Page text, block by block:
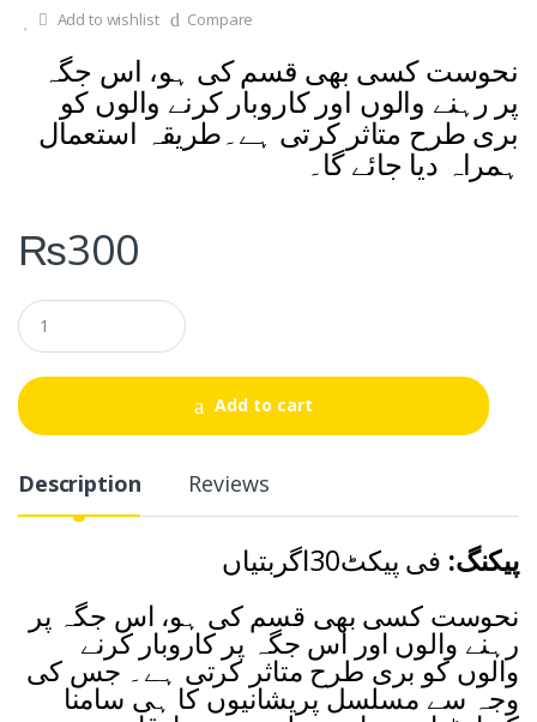
Add to wishlist Compare
نحوست کسی بھی قسم کی ہو، اس جگہ
پر رہنے والوں اور کاروبار کرنے والوں کو
بری طرح متاثر کرتی ہے۔طریقہ استعمال
ہمراہ دیا جائے گا۔
₨300
Q
u
a
t
i
Add to cart
Description Reviews
پیکنگ: فی پیکٹ30اگربتیاں
نحوست کسی بھی قسم کی ہو، اس جگہ پر
رہنے والوں اور اس جگہ پر کاروبار کرنے
والوں کو بری طرح متاثر کرتی ہے۔ جس کی
وجہ سے مسلسل پریشانیوں کا ہی سامنا